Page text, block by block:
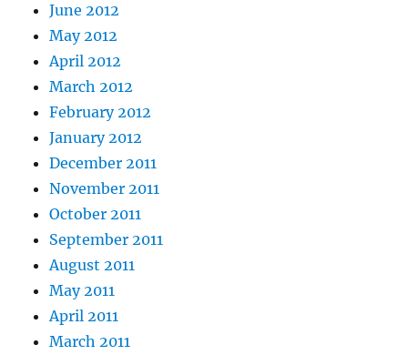
June 2012
May 2012
April 2012
March 2012
February 2012
January 2012
December 2011
November 2011
October 2011
September 2011
August 2011
May 2011
April 2011
March 2011